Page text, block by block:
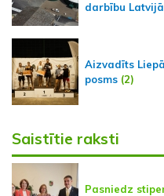
darbību Latvijā
Aizvadīts
posms (2)
Saistītie raksti
Pasniedz